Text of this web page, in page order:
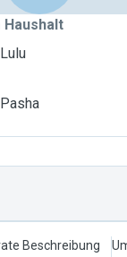
Beschreibung